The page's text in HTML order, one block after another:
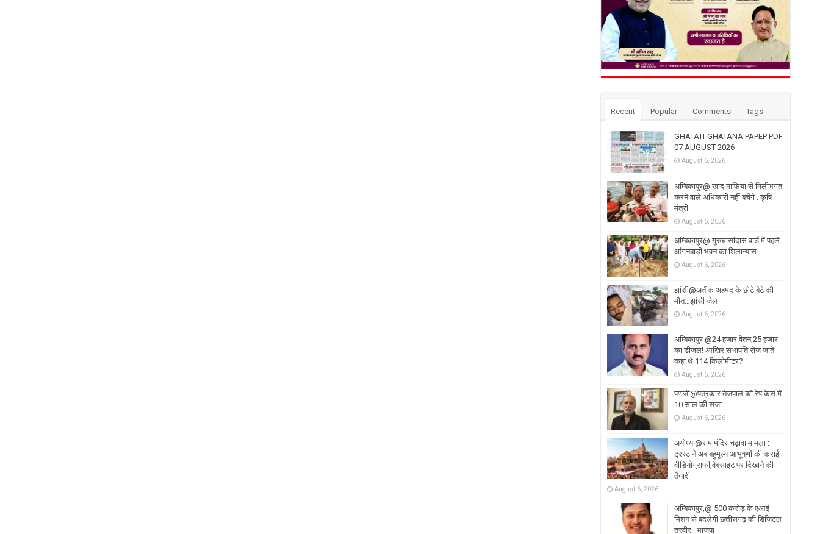
Recent Popular Comments Tags
GHATATI-GHATANA PAPEP PDF
07 AUGUST 2026
August 6, 2026
अम्बिकापुर@ खाद माफिया से मिलीभगत
करने वाले अधिकारी नहीं बचेंगे : कृषि
मंत्री
August 6, 2026
अम्बिकापुर@ गुरुघासीदास वार्ड में पहले
आंगनबाड़ी भवन का शिलान्यास
August 6, 2026
झांसी@अतीक अहमद के छोटे बेटे की
मौत…झांसी जेल
August 6, 2026
अम्बिकापुर @24 हजार वेतन,25 हजार
का डीजल! आखिर सभापति रोज जाते
कहां थे 114 किलोमीटर?
August 6, 2026
पणजी@पत्रकार तेजपाल को रेप केस में
10 साल की सजा
August 6, 2026
अयोध्या@राम मंदिर चढ़ावा मामला :
ट्रस्ट ने अब बहुमूल्य आभूषणों की कराई
वीडियोग्राफी,वेबसाइट पर दिखाने की
तैयारी
August 6, 2026
अम्बिकापुर,@ 500 करोड़ के एआई
मिशन से बदलेगी छत्तीसगढ़ की डिजिटल
तस्वीर : भाजपा